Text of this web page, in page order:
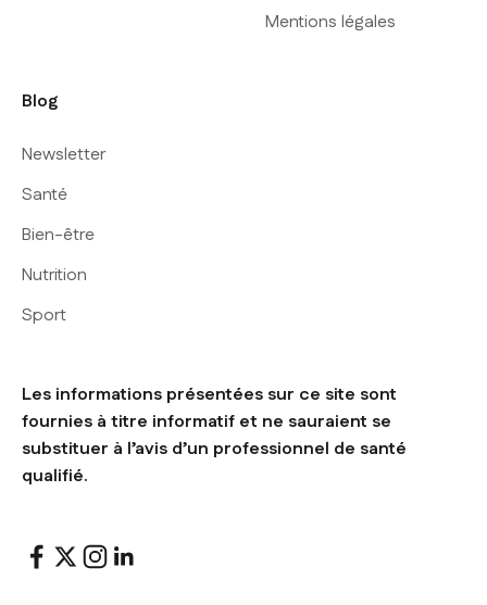
Mentions légales
Blog
Newsletter
Santé
Bien-être
Nutrition
Sport
Les informations présentées sur ce site sont
fournies à titre informatif et ne sauraient se
substituer à l’avis d’un professionnel de santé
qualifié.